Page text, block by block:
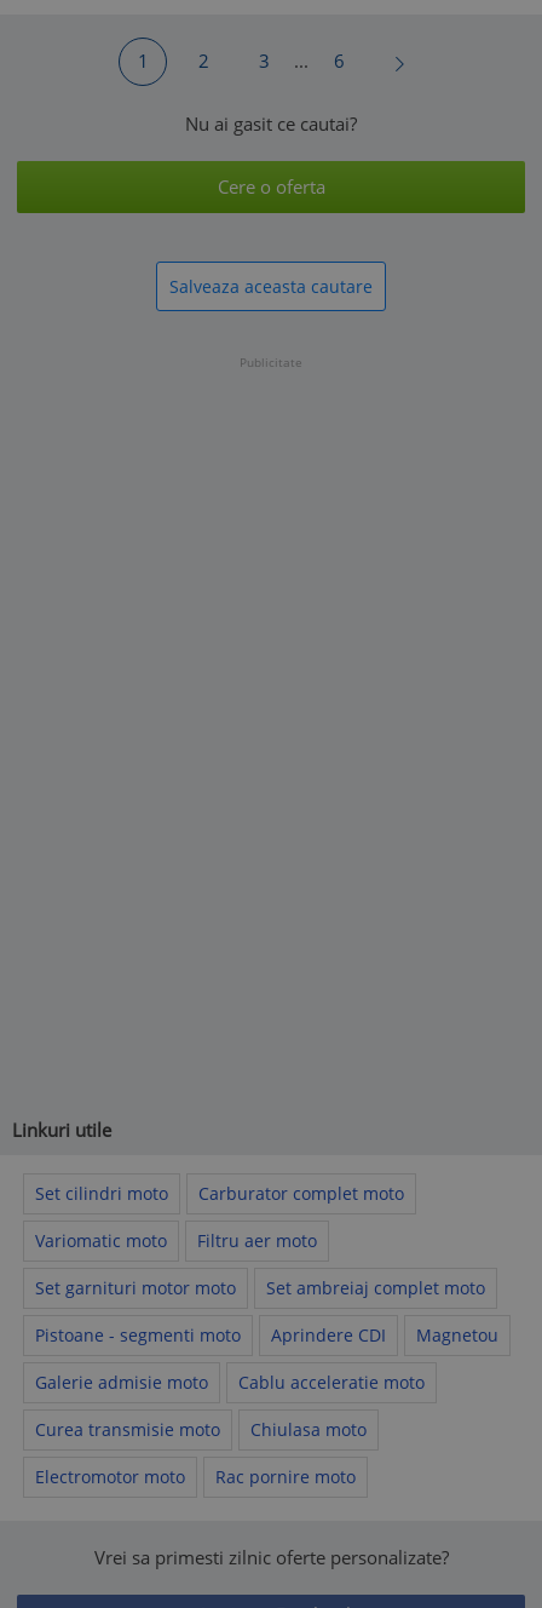
1 2 3 ... 6
Nu ai gasit ce cautai?
Cere o oferta
Salveaza aceasta cautare
Publicitate
Linkuri utile
Set cilindri moto Carburator complet moto
Variomatic moto Filtru aer moto
Set garnituri motor moto Set ambreiaj complet moto
Pistoane - segmenti moto Aprindere CDI Magnetou
Galerie admisie moto Cablu acceleratie moto
Curea transmisie moto Chiulasa moto
Electromotor moto Rac pornire moto
Vrei sa primesti zilnic oferte personalizate?